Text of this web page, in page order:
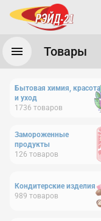
Товары
Бытовая химия, красота
и уход
1736 товаров
Замороженные
продукты
126 товаров
Кондитерские изделия
989 товаров